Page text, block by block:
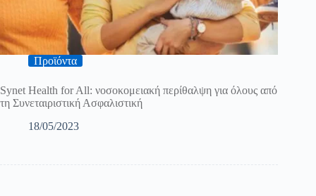
Προϊόντα
Synet Health for All: νοσοκομειακή περίθαλψη για όλους από
τη Συνεταιριστική Ασφαλιστική
18/05/2023